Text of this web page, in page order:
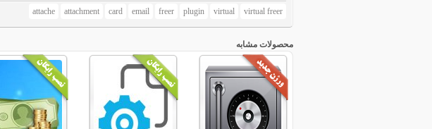
attache attachment card email freer plugin virtual virtual freer
محصولات مشابه